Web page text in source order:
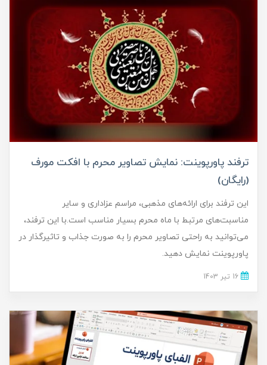
ترفند پاورپوینت: نمایش تصاویر محرم با افکت مورف
(رایگان)
این ترفند برای ارائه‌های مذهبی، مراسم عزاداری و سایر
مناسبت‌های مرتبط با ماه محرم بسیار مناسب است.با این ترفند،
می‌توانید به راحتی تصاویر محرم را به صورت جذاب و تاثیرگذار در
پاورپوینت نمایش دهید.